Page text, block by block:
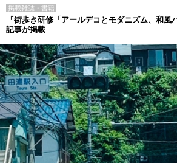
掲載雑誌・書籍
『街歩き研修「アールデコとモダニズム、和風
記事が掲載